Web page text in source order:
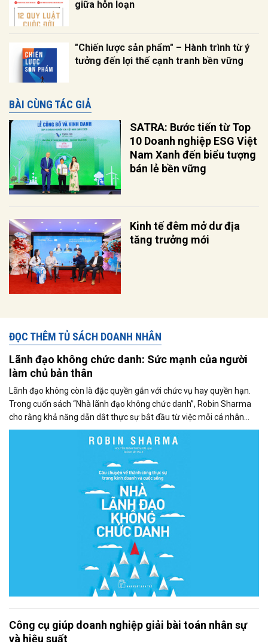
giữa hỗn loạn
"Chiến lược sản phẩm" – Hành trình từ ý
tưởng đến lợi thế cạnh tranh bền vững
BÀI CÙNG TÁC GIẢ
SATRA: Bước tiến từ Top
10 Doanh nghiệp ESG Việt
Nam Xanh đến biểu tượng
bán lẻ bền vững
Kinh tế đêm mở dư địa
tăng trưởng mới
ĐỌC THÊM TỦ SÁCH DOANH NHÂN
Lãnh đạo không chức danh: Sức mạnh của người
làm chủ bản thân
Lãnh đạo không còn là đặc quyền gắn với chức vụ hay quyền hạn.
Trong cuốn sách “Nhà lãnh đạo không chức danh”, Robin Sharma
cho rằng khả năng dẫn dắt thực sự bắt đầu từ việc mỗi cá nhân
làm chủ chính mình, từ tư duy, thái độ đến cách hành xử trong công
Công cụ giúp doanh nghiệp giải bài toán nhân sự
và hiệu suất